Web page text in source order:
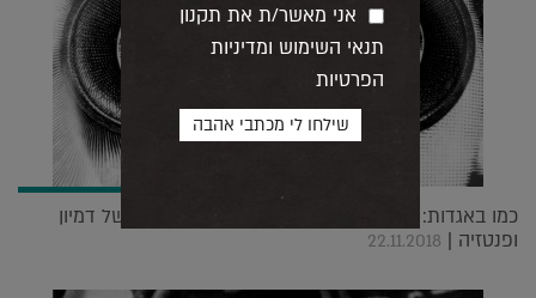
כמו באגדות: ברנבה פורנסטי מספר על עולם קסום של דמיון
ופנטזיה | 22.11.2018
אני מאשר/ת את תקנון
תנאי השימוש ומדיניות
הפרטיות